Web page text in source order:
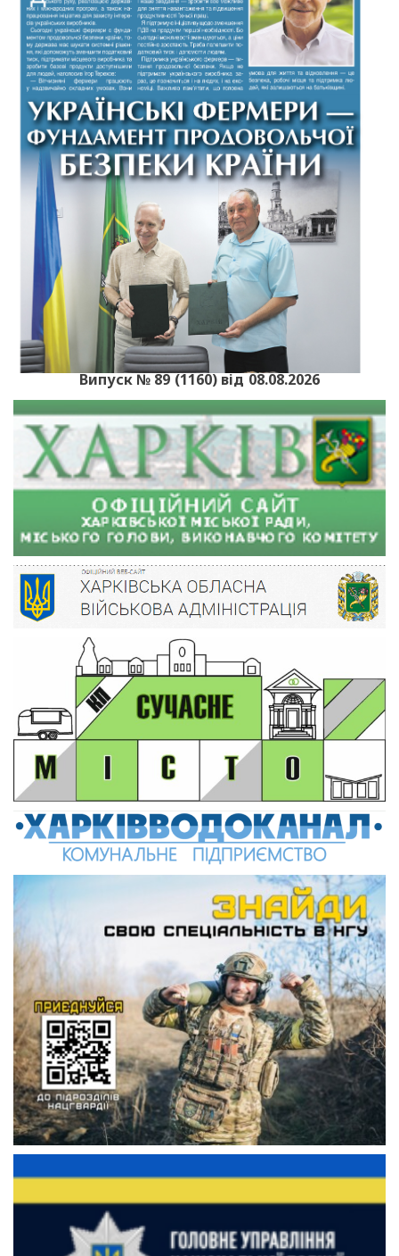
Випуск № 89 (1160) від 08.08.2026